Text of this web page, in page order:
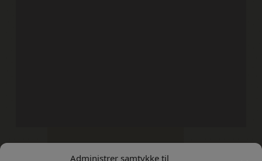
Administrer samtykke til